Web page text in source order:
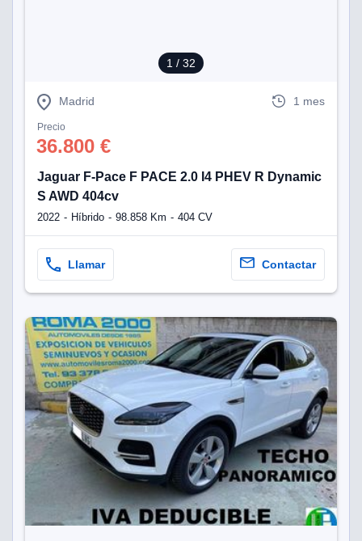
1 / 32
Madrid 1 mes
Precio
36.800 €
Jaguar F-Pace F PACE 2.0 I4 PHEV R Dynamic
S AWD 404cv
2022 Híbrido 98.858 Km 404 CV
Llamar Contactar